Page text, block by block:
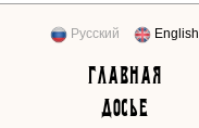
Русский English
Главная
Досье